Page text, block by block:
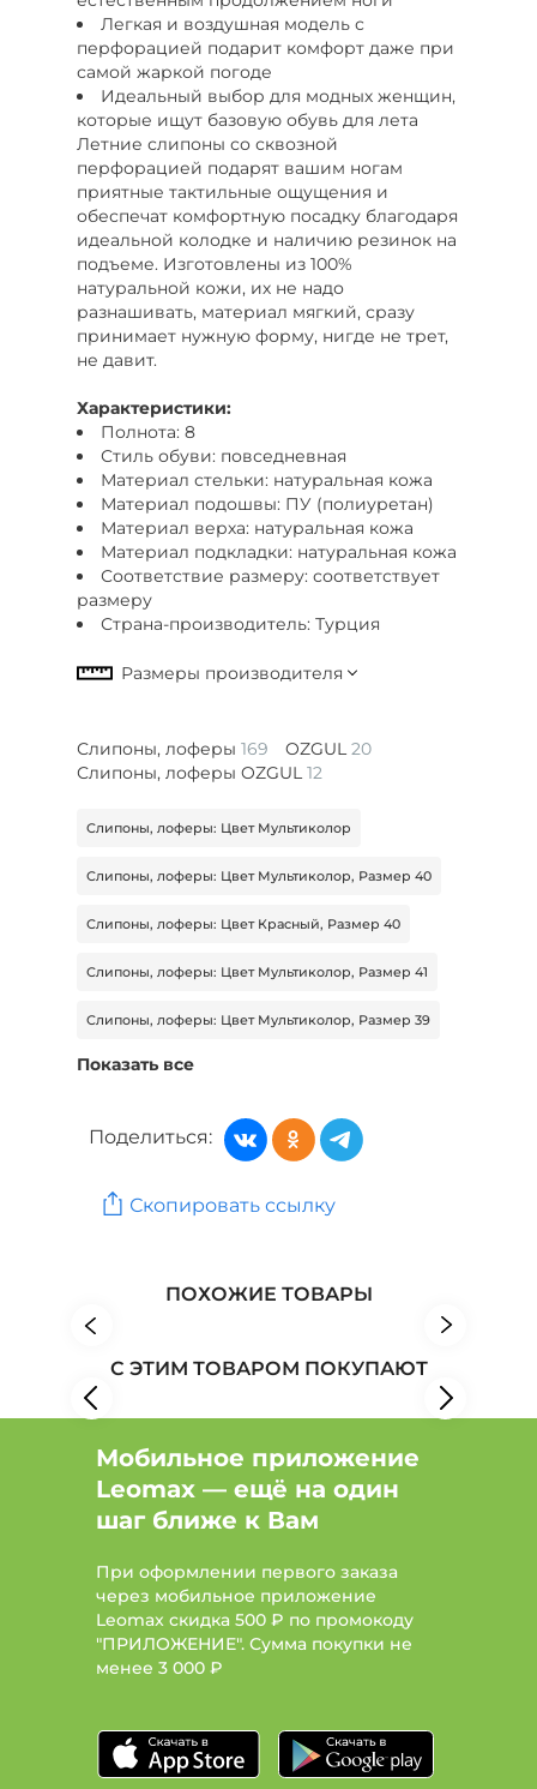
Легкая и воздушная модель с
перфорацией подарит комфорт даже при
самой жаркой погоде
Идеальный выбор для модных женщин,
которые ищут базовую обувь для лета
Летние слипоны со сквозной
перфорацией подарят вашим ногам
приятные тактильные ощущения и
обеспечат комфортную посадку благодаря
идеальной колодке и наличию резинок на
подъеме. Изготовлены из 100%
натуральной кожи, их не надо
разнашивать, материал мягкий, сразу
принимает нужную форму, нигде не трет,
не давит.
Характеристики:
Полнота: 8
Стиль обуви: повседневная
Материал стельки: натуральная кожа
Материал подошвы: ПУ (полиуретан)
Материал верха: натуральная кожа
Материал подкладки: натуральная кожа
Соответствие размеру: соответствует
размеру
Страна-производитель: Турция
Слипоны, лоферы 169 OZGUL 20
Слипоны, лоферы OZGUL 12
Слипоны, лоферы: Цвет Мультиколор
Слипоны, лоферы: Цвет Мультиколор, Размер 40
Слипоны, лоферы: Цвет Красный, Размер 40
Слипоны, лоферы: Цвет Мультиколор, Размер 41
Слипоны, лоферы: Цвет Мультиколор, Размер 39
Слипоны, лоферы: Цвет Бордовый
Слипоны, лоферы: Цвет Бордовый, Размер 41
Обувь: Бренд SHOIBERG
Обувь: Бренд wun der SPUR
Показать все
Поделиться:
Скопировать ссылку
ПОХОЖИЕ ТОВАРЫ
С ЭТИМ ТОВАРОМ ПОКУПАЮТ
Мобильное приложение
Leomax — ещё на один
шаг ближе к Вам
При оформлении первого заказа
через мобильное приложение
Leomax скидка 500 ₽ по промокоду
"ПРИЛОЖЕНИЕ". Сумма покупки не
менее 3 000 ₽